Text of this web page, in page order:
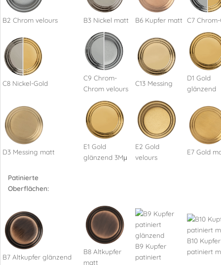
B2 Chrom velours B3 Nickel matt B6 Kupfer matt C7
C8 Nickel-Gold
C9 Chrom-
Chrom velours
C13 Messing
D1 Gold
glänzend
D3 Messing matt
E1 Gold
glänzend 3Mμ
E2 Gold
velours
E7 Gold
Patinierte
Oberflächen:
B7 Altkupfer glänzend
B8 Altkupfer
matt
B9 Kupfer
patiniert
B10 Kupfer
patiniert